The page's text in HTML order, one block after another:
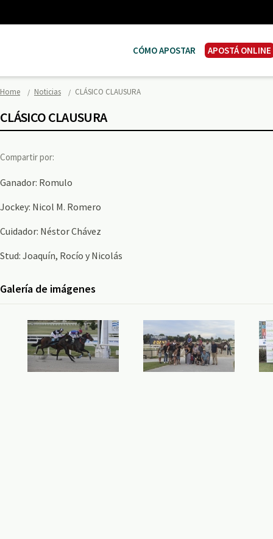
CÓMO APOSTAR APOSTÁ ONLINE
Home Noticias CLÁSICO CLAUSURA
CLÁSICO CLAUSURA
Compartir por:
Ganador: Romulo
Jockey: Nicol M. Romero
Cuidador: Néstor Chávez
Stud: Joaquín, Rocío y Nicolás
Galería de imágenes